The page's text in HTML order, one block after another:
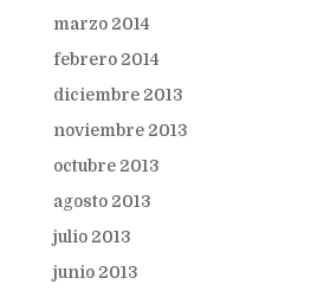
marzo 2014
febrero 2014
diciembre 2013
noviembre 2013
octubre 2013
agosto 2013
julio 2013
junio 2013